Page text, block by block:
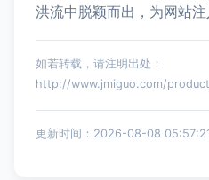
洪流中脱颖而出，为网站注
如若转载，请注明出处：
http://www.jmiguo.com/
更新时间：2026-08-08 05:57:21